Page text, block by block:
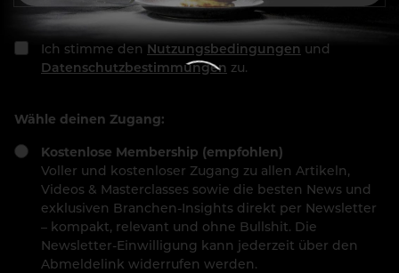
Ich stimme den Nutzungsbedingungen und
Datenschutzbestimmungen zu.
Wähle deinen Zugang:
Kostenlose Membership (empfohlen)
Voller und kostenloser Zugang zu allen Artikeln,
Videos & Masterclasses sowie die besten News und
exklusiven Branchen-Insights direkt per Newsletter
– kompakt, relevant und ohne Bullshit. Die
Newsletter-Einwilligung kann jederzeit über den
Abmeldelink widerrufen werden.